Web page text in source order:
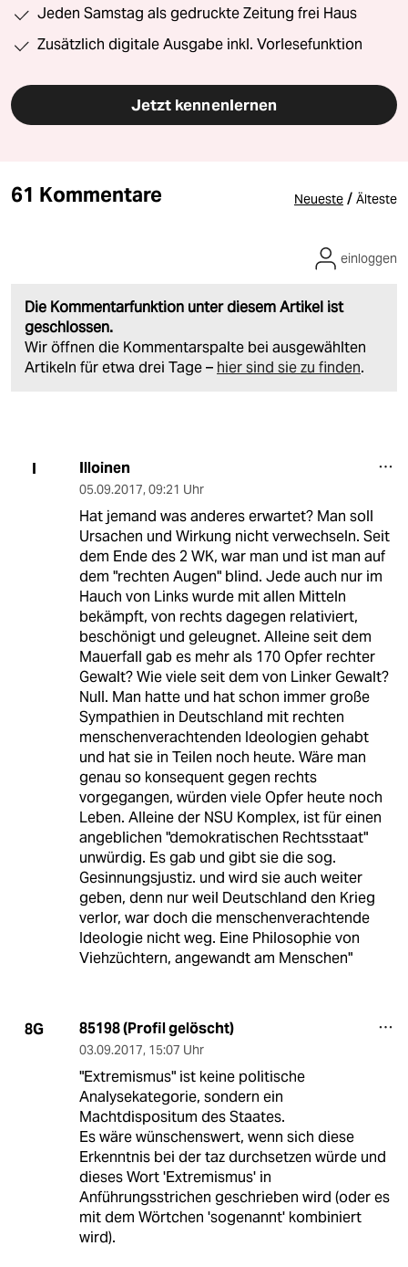
Jeden Samstag als gedruckte Zeitung frei Haus
Zusätzlich digitale Ausgabe inkl. Vorlesefunktion
Jetzt kennenlernen
61 Kommentare Neueste / Älteste
Die Kommentarfunktion unter diesem Artikel ist
geschlossen.
Wir öffnen die Kommentarspalte bei ausgewählten
Artikeln für etwa drei Tage – hier sind sie zu finden.
einloggen
I Illoinen
05.09.2017, 09:21 Uhr
Hat jemand was anderes erwartet? Man soll
Ursachen und Wirkung nicht verwechseln. Seit
dem Ende des 2 WK, war man und ist man auf
dem "rechten Augen" blind. Jede auch nur im
Hauch von Links wurde mit allen Mitteln
bekämpft, von rechts dagegen relativiert,
beschönigt und geleugnet. Alleine seit dem
Mauerfall gab es mehr als 170 Opfer rechter
Gewalt? Wie viele seit dem von Linker Gewalt?
Null. Man hatte und hat schon immer große
Sympathien in Deutschland mit rechten
menschenverachtenden Ideologien gehabt
und hat sie in Teilen noch heute. Wäre man
genau so konsequent gegen rechts
vorgegangen, würden viele Opfer heute noch
Leben. Alleine der NSU Komplex, ist für einen
angeblichen "demokratischen Rechtsstaat"
unwürdig. Es gab und gibt sie die sog.
Gesinnungsjustiz. und wird sie auch weiter
geben, denn nur weil Deutschland den Krieg
verlor, war doch die menschenverachtende
Ideologie nicht weg. Eine Philosophie von
Viehzüchtern, angewandt am Menschen"
8G 85198 (Profil gelöscht)
03.09.2017, 15:07 Uhr
"Extremismus" ist keine politische
Analysekategorie, sondern ein
Machtdispositum des Staates.
Es wäre wünschenswert, wenn sich diese
Erkenntnis bei der taz durchsetzen würde und
dieses Wort 'Extremismus' in
Anführungsstrichen geschrieben wird (oder es
mit dem Wörtchen 'sogenannt' kombiniert
wird).